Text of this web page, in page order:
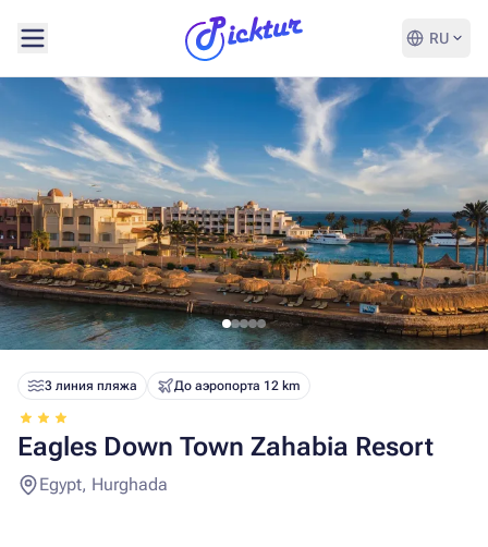
RU
3 линия пляжа До аэропорта 12 km
Eagles Down Town Zahabia Resort
Egypt, Hurghada